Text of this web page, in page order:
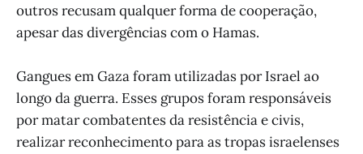
outros recusam qualquer forma de cooperação,
apesar das divergências com o Hamas.
Gangues em Gaza foram utilizadas por Israel ao
longo da guerra. Esses grupos foram responsáveis
por matar combatentes da resistência e civis,
realizar reconhecimento para as tropas israelenses